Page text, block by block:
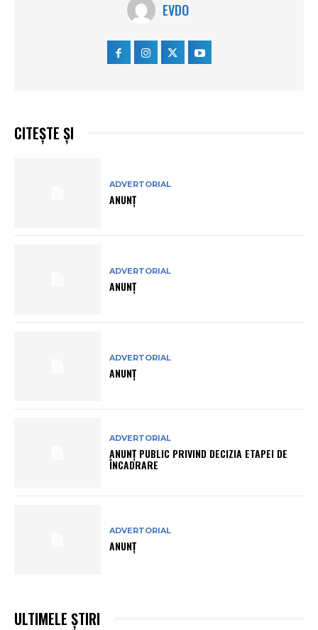
EVDO
CITEȘTE ȘI
ADVERTORIAL
ANUNȚ
ADVERTORIAL
ANUNȚ
ADVERTORIAL
ANUNȚ
ADVERTORIAL
ANUNŢ PUBLIC PRIVIND DECIZIA ETAPEI DE
ÎNCADRARE
ADVERTORIAL
ANUNȚ
ULTIMELE ȘTIRI